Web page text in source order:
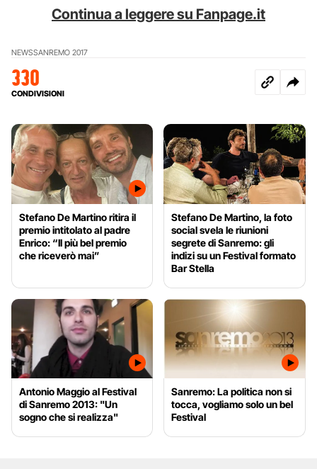
Continua a leggere su Fanpage.it
NEWSSANREMO 2017
330
CONDIVISIONI
Stefano De Martino ritira il
premio intitolato al padre
Enrico: “Il più bel premio
che riceverò mai”
Stefano De Martino, la foto
social svela le riunioni
segrete di Sanremo: gli
indizi su un Festival formato
Bar Stella
Antonio Maggio al Festival
di Sanremo 2013: "Un
sogno che si realizza"
Sanremo: La politica non si
tocca, vogliamo solo un bel
Festival